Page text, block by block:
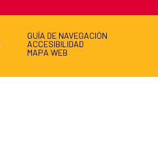
GUÍA DE NAVEGACIÓN
ACCESIBILIDAD
MAPA WEB